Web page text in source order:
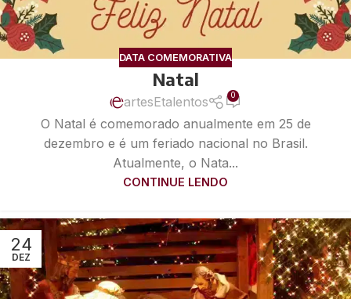
DATA COMEMORATIVA
Natal
artesEtalentos 0
O Natal é comemorado anualmente em 25 de
dezembro e é um feriado nacional no Brasil.
Atualmente, o Nata...
CONTINUE LENDO
24
DEZ